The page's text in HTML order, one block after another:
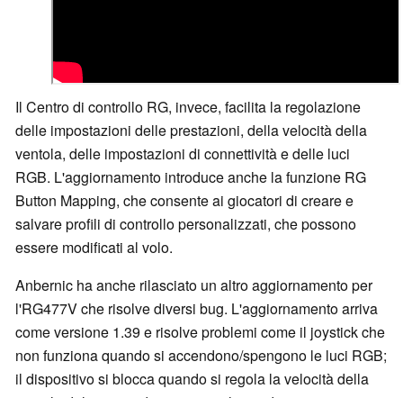
Il Centro di controllo RG, invece, facilita la regolazione
delle impostazioni delle prestazioni, della velocità della
ventola, delle impostazioni di connettività e delle luci
RGB. L'aggiornamento introduce anche la funzione RG
Button Mapping, che consente ai giocatori di creare e
salvare profili di controllo personalizzati, che possono
essere modificati al volo.
Anbernic ha anche rilasciato un altro aggiornamento per
l'RG477V che risolve diversi bug. L'aggiornamento arriva
come versione 1.39 e risolve problemi come il joystick che
non funziona quando si accendono/spengono le luci RGB;
il dispositivo si blocca quando si regola la velocità della